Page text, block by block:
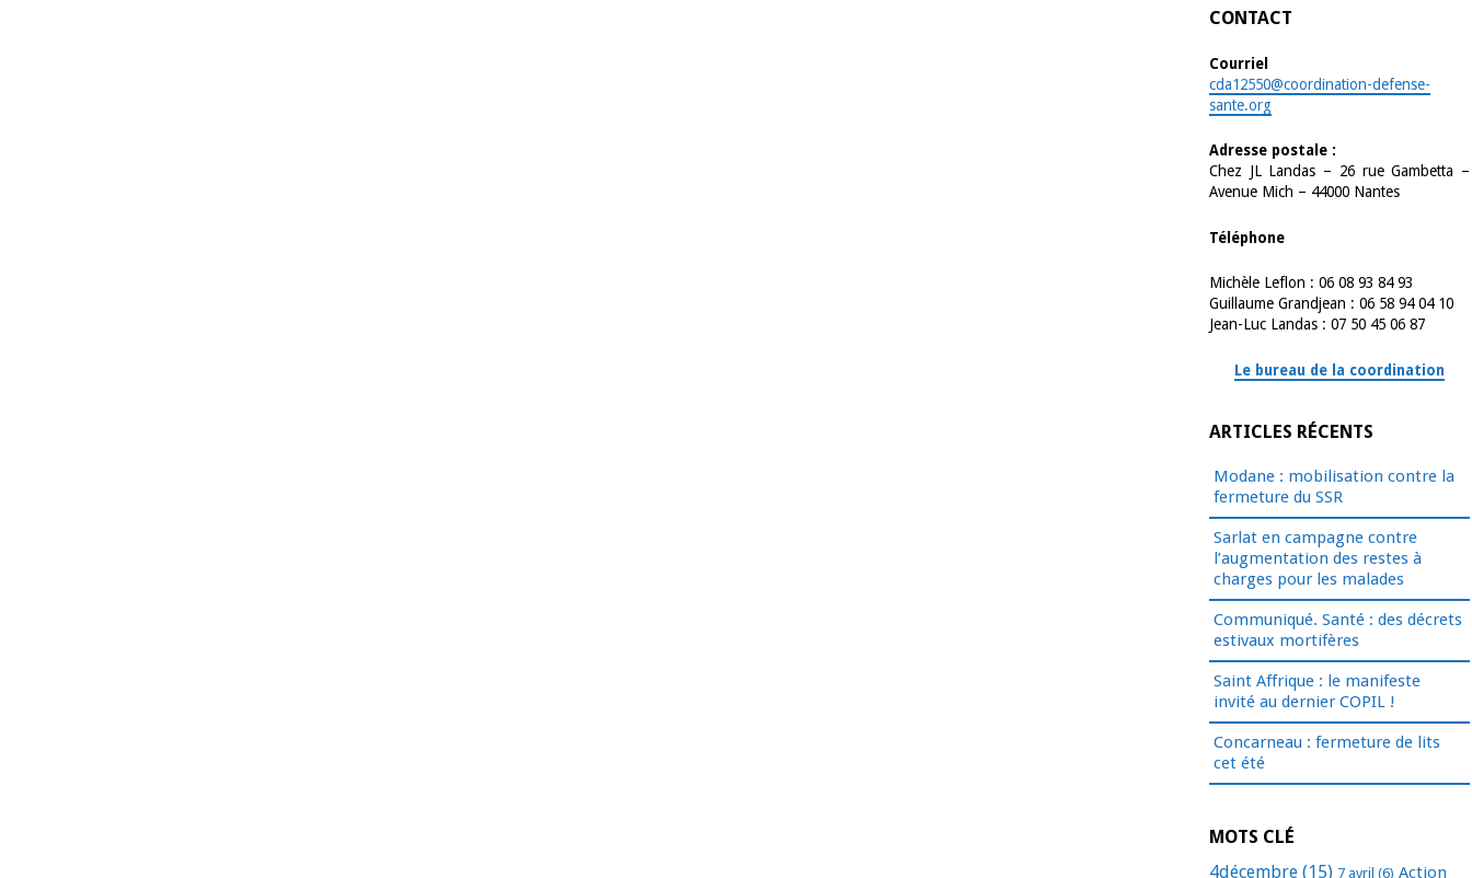
CONTACT
Courriel
cda12550@coordination-defense-
sante.org
Adresse postale :
Chez JL Landas – 26 rue Gambetta –
Avenue Mich – 44000 Nantes
Téléphone
Michèle Leflon : 06 08 93 84 93
Guillaume Grandjean : 06 58 94 04 10
Jean-Luc Landas : 07 50 45 06 87
Le bureau de la coordination
ARTICLES RÉCENTS
Modane : mobilisation contre la
fermeture du SSR
Sarlat en campagne contre
l’augmentation des restes à
charges pour les malades
Communiqué. Santé : des décrets
estivaux mortifères
Saint Affrique : le manifeste
invité au dernier COPIL !
Concarneau : fermeture de lits
cet été
MOTS CLÉ
4décembre (15) 7 avril (6) Action